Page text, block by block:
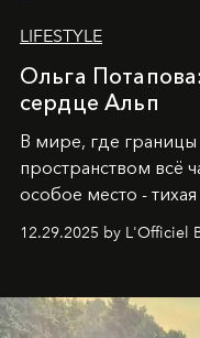
LIFESTYLE
Ольга
сердце Альп
В мире, где
пространством всё
особое место -
вершины
глубинами
Ольга Потапова -
истины превратился
12.29.2025 by L'Officiel